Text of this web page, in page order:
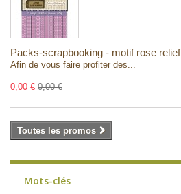
Packs-scrapbooking - motif rose relief
Afin de vous faire profiter des...
0,00 € 0,00 €
Toutes les promos
Mots-clés